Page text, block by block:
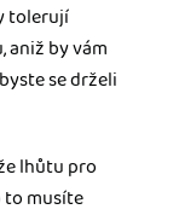
tolerují
by vám
se drželi
lhůtu pro
to musíte